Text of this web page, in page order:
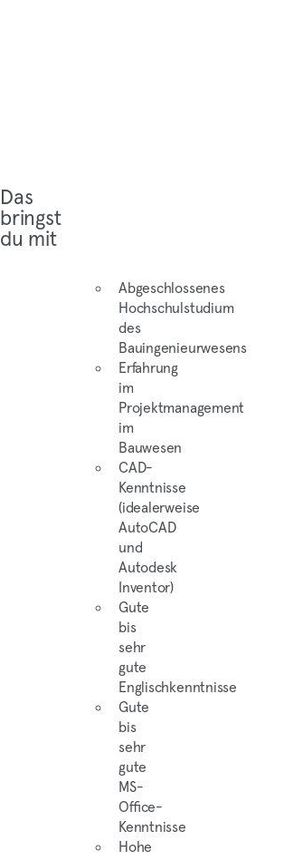
Das
bringst
du mit
Abgeschlossenes
Hochschulstudium
des
Bauingenieurwesens
Erfahrung
im
Projektmanagement
im
Bauwesen
CAD-
Kenntnisse
(idealerweise
AutoCAD
und
Autodesk
Inventor)
Gute
bis
sehr
gute
Englischkenntnisse
Gute
bis
sehr
gute
MS-
Office-
Kenntnisse
Hohe